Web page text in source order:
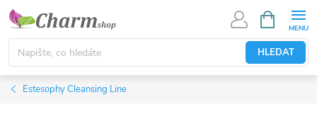
Přejít
obsah
HLEDAT
NÁKUPNÍ
KOŠÍK
Estesophy Cleansing Line